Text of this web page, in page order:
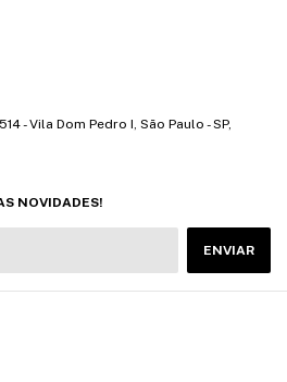
- Vila Dom Pedro I, São Paulo - SP,
NOVIDADES!